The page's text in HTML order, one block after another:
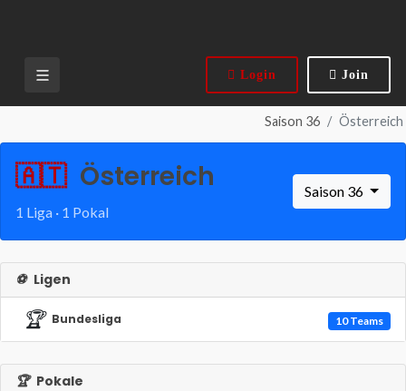
Login Join
Saison 36 Österreich
🇦🇹 Österreich
1 Liga · 1 Pokal
Saison 36
⚽ Ligen
🏆 Bundesliga 10 Teams
🏆 Pokale